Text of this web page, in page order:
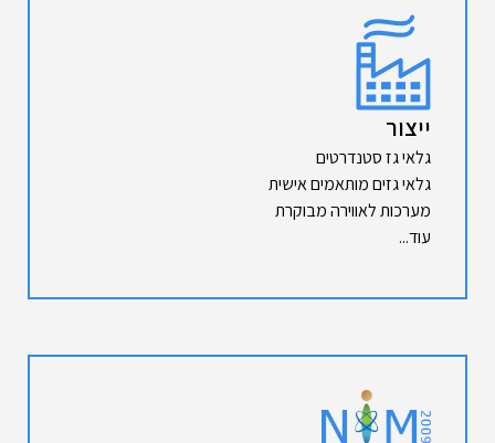
ייצור
גלאי גז סטנדרטים
גלאי גזים מותאמים אישית
מערכות לאווירה מבוקרת
עוד...